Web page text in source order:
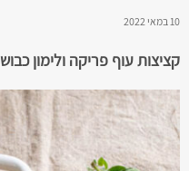
10 במאי 2022
קציצות עוף פריקה ולימון כבוש